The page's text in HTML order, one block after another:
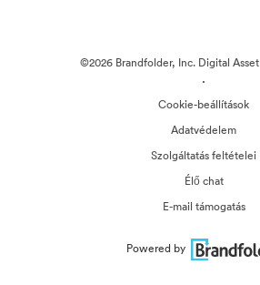
©2026 Brandfolder, Inc. Digital
·
Cookie-beállítások
Adatvédelem
Szolgáltatás feltételei
Élő chat
E-mail támogatás
Powered by